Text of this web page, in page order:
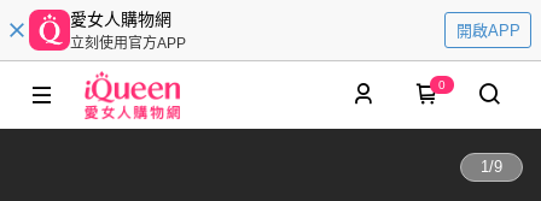
愛女人購物網
立刻使用官方APP
開啟APP
0
1/9